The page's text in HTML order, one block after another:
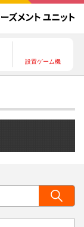
設置ゲーム機